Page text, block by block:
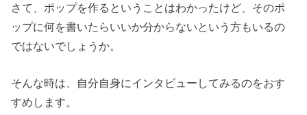
さて、ポップを作るということはわかったけど、そのポ
ップに何を書いたらいいか分からないという方もいるの
ではないでしょうか。
そんな時は、自分自身にインタビューしてみるのをおす
すめします。